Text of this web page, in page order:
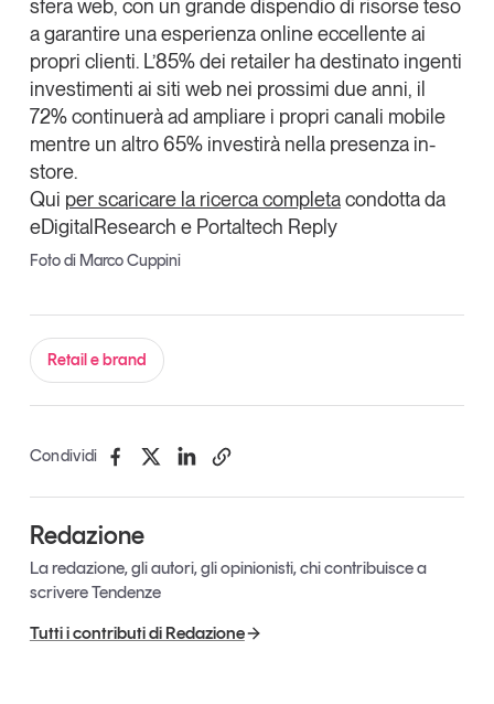
sfera web, con un grande dispendio di risorse teso
a garantire una esperienza online eccellente ai
propri clienti. L’85% dei retailerha destinato ingenti
investimenti ai siti web nei prossimi due anni, il
72% continuerà ad ampliare i propri canali mobile
mentre un altro65%investirà nella presenza in-
store.
Qui per scaricare la ricerca completacondotta da
eDigitalResearch e Portaltech Reply
Foto di Marco Cuppini
Retail e brand
Condividi
Redazione
La redazione, gli autori, gli opinionisti, chi contribuisce a
scrivere Tendenze
Tutti i contributi di Redazione